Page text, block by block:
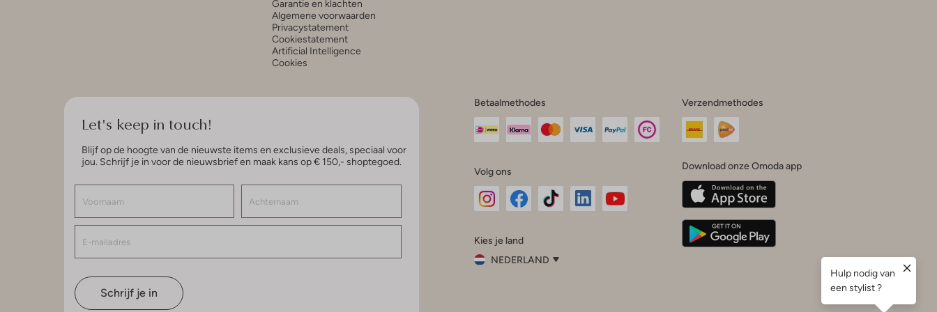
Garantie en klachten
Algemene voorwaarden
Privacystatement
Cookiestatement
Artificial Intelligence
Cookies
Let's keep in touch!
Blijf op de hoogte van de nieuwste items en exclusieve deals, speciaal voor
jou. Schrijf je in voor de nieuwsbrief en maak kans op € 150,- shoptegoed.
Schrijf je in
Betaalmethodes
Volg ons
InstagramFacebook
Kies je land
NEDERLAND
Verzendmethodes
Download onze Omoda app